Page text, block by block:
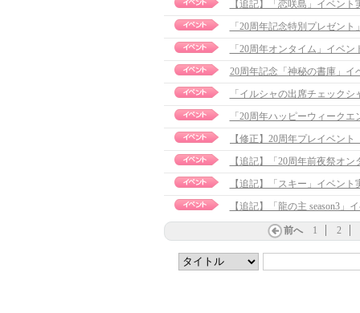
【追記】「恋咲島」イベン
「20周年記念特別プレゼン
「20周年オンタイム」イベ
20周年記念「神秘の書庫」
「イルシャの出席チェック
「20周年ハッピーウィーク
【追記】「20周年前夜祭オ
【追記】「スキー」イベン
【追記】「龍の主 season3」
前へ 1 2